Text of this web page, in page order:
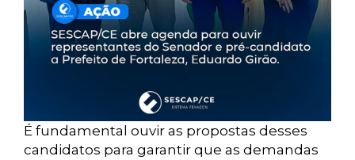
É fundamental ouvir as propostas desses
candidatos para garantir que as demandas